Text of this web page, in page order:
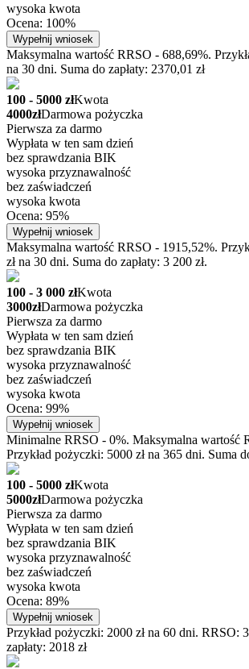
wysoka kwota
Ocena: 100%
Wypełnij wniosek
Maksymalna wartość RRSO - 688,69%.
na 30 dni. Suma do zapłaty: 2370,01 zł
100 - 5000 złKwota
4000złDarmowa pożyczka
Pierwsza za darmo
Wypłata w ten sam dzień
bez sprawdzania BIK
wysoka przyznawalność
bez zaświadczeń
wysoka kwota
Ocena: 95%
Wypełnij wniosek
Maksymalna wartość RRSO - 1915,52%.
zł na 30 dni. Suma do zapłaty: 3 200 zł.
100 - 3 000 złKwota
3000złDarmowa pożyczka
Pierwsza za darmo
Wypłata w ten sam dzień
bez sprawdzania BIK
wysoka przyznawalność
bez zaświadczeń
wysoka kwota
Ocena: 99%
Wypełnij wniosek
Minimalne RRSO - 0%. Maksymalna wartość
Przykład pożyczki: 5000 zł na 365 dni. Suma
100 - 5000 złKwota
5000złDarmowa pożyczka
Pierwsza za darmo
Wypłata w ten sam dzień
bez sprawdzania BIK
wysoka przyznawalność
bez zaświadczeń
wysoka kwota
Ocena: 89%
Wypełnij wniosek
Przykład pożyczki: 2000 zł na 60 dni. RRSO:
zapłaty: 2018 zł